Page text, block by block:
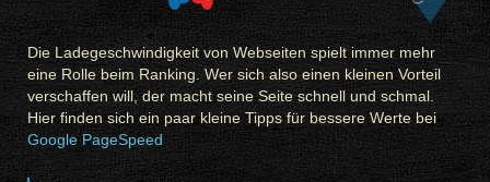
Die Ladegeschwindigkeit von Webseiten spielt immer mehr
eine Rolle beim Ranking. Wer sich also einen kleinen Vorteil
verschaffen will, der macht seine Seite schnell und schmal.
Hier finden sich ein paar kleine Tipps für bessere Werte bei
Google PageSpeed